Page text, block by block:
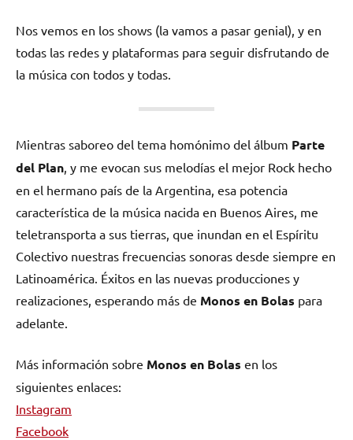
Nos vemos en los shows (la vamos a pasar genial), y en
todas las redes y plataformas para seguir disfrutando de
la música con todos y todas.
Mientras saboreo del tema homónimo del álbum Parte
del Plan, y me evocan sus melodías el mejor Rock hecho
en el hermano país de la Argentina, esa potencia
característica de la música nacida en Buenos Aires, me
teletransporta a sus tierras, que inundan en el Espíritu
Colectivo nuestras frecuencias sonoras desde siempre en
Latinoamérica. Éxitos en las nuevas producciones y
realizaciones, esperando más de Monos en Bolas para
adelante.
Más información sobre Monos en Bolas en los
siguientes enlaces:
Instagram
Facebook